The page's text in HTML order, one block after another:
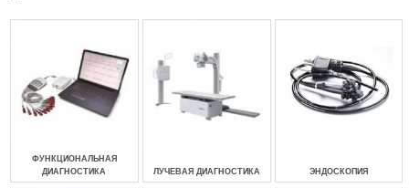
ФУНКЦИОНАЛЬНАЯ
ДИАГНОСТИКА
ЛУЧЕВАЯ ДИАГНОСТИКА ЭНДОСКОПИЯ